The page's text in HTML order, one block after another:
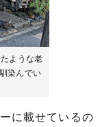
ような老
染んでい
に載せているの